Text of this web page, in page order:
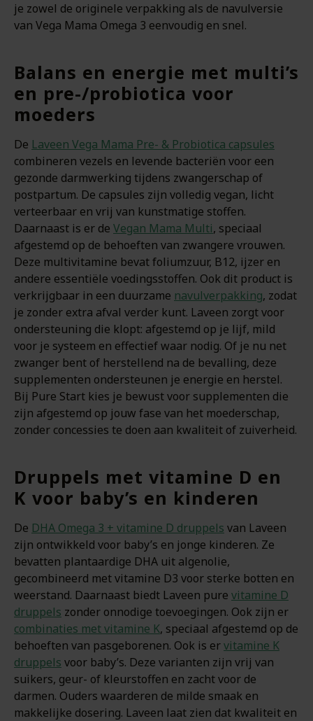
je zowel de originele verpakking als de navulversie
van Vega Mama Omega 3 eenvoudig en snel.
Balans en energie met multi’s
en pre-/probiotica voor
moeders
De Laveen Vega Mama Pre- & Probiotica capsules
combineren vezels en levende bacteriën voor een
gezonde darmwerking tijdens zwangerschap of
postpartum. De capsules zijn volledig vegan, licht
verteerbaar en vrij van kunstmatige stoffen.
Daarnaast is er de Vegan Mama Multi, speciaal
afgestemd op de behoeften van zwangere vrouwen.
Deze multivitamine bevat foliumzuur, B12, ijzer en
andere essentiële voedingsstoffen. Ook dit product is
verkrijgbaar in een duurzame navulverpakking, zodat
je zonder extra afval verder kunt. Laveen zorgt voor
ondersteuning die klopt: afgestemd op je lijf, mild
voor je systeem en effectief waar nodig. Of je nu net
zwanger bent of herstellend na de bevalling, deze
supplementen ondersteunen je energie en herstel.
Bij Pure Start kies je bewust voor supplementen die
zijn afgestemd op jouw fase van het moederschap,
zonder concessies te doen aan kwaliteit of zuiverheid.
Druppels met vitamine D en
K voor baby’s en kinderen
De DHA Omega 3 + vitamine D druppels van Laveen
zijn ontwikkeld voor baby’s en jonge kinderen. Ze
bevatten plantaardige DHA uit algenolie,
gecombineerd met vitamine D3 voor sterke botten en
weerstand. Daarnaast biedt Laveen pure vitamine D
druppels zonder onnodige toevoegingen. Ook zijn er
combinaties met vitamine K, speciaal afgestemd op de
behoeften van pasgeborenen. Ook is ervitamine K
druppels voor baby’s. Deze varianten zijn vrij van
suikers, geur- of kleurstoffen en zacht voor de
darmen. Ouders waarderen de milde smaak en
makkelijke dosering. Laveen laat zien dat kwaliteit en